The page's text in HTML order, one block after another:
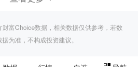
富Choice数据，相关数据仅供参考，若数
为准，不构成投资建议。